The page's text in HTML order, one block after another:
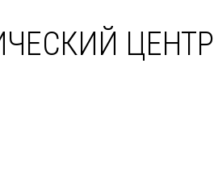
ЦЕНТР